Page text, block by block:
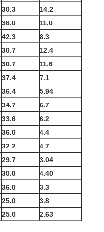
30.3
14.2
36.0
11.0
42.3
8.3
30.7
12.4
30.7
11.6
37.4
7.1
36.4
5.94
34.7
6.7
33.6
6.2
36.0
4.4
32.2
4.7
29.7
3.04
30.0
4.40
36.0
3.3
25.0
3.8
25.0
2.63